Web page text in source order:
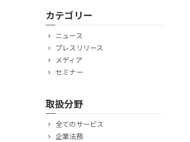
カテゴリー
ニュース
プレスリリース
メディア
セミナー
取扱分野
全てのサービス
企業法務